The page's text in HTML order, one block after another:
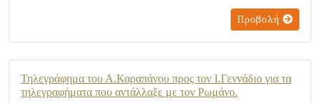
Προβολή
Τηλεγράφημα του Α.Καραπάνου προς τον Ι.Γεννάδιο για τα
τηλεγραφήματα που αντάλλαξε με τον Ρωμάνο.